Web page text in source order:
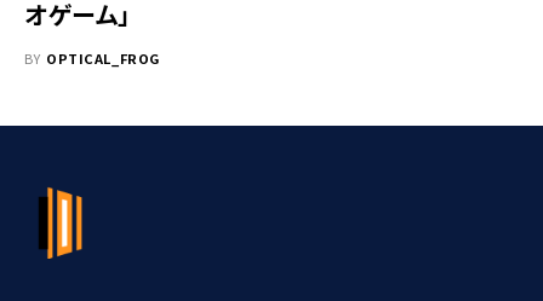
オゲーム」
BY OPTICAL_FROG